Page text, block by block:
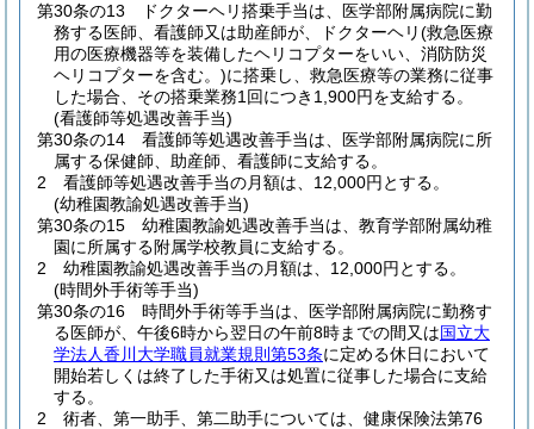
第30条の13
ドクターヘリ搭乗手当は、医学部附属病院に勤
務する医師、看護師又は助産師が、ドクターヘリ(救急医療
用の医療機器等を装備したヘリコプターをいい、消防防災
ヘリコプターを含む。)に搭乗し、救急医療等の業務に従事
した場合、その搭乗業務1回につき1,900円を支給する。
(看護師等処遇改善手当)
第30条の14
看護師等処遇改善手当は、医学部附属病院に所
属する保健師、助産師、看護師に支給する。
2
看護師等処遇改善手当の月額は、12,000円とする。
(幼稚園教諭処遇改善手当)
第30条の15
幼稚園教諭処遇改善手当は、教育学部附属幼稚
園に所属する附属学校教員に支給する。
2
幼稚園教諭処遇改善手当の月額は、12,000円とする。
(時間外手術等手当)
第30条の16
時間外手術等手当は、医学部附属病院に勤務す
る医師が、午後6時から翌日の午前8時までの間又は国立大
学法人香川大学職員就業規則第53条に定める休日において
開始若しくは終了した手術又は処置に従事した場合に支給
する。
2
術者、第一助手、第二助手については、健康保険法第76